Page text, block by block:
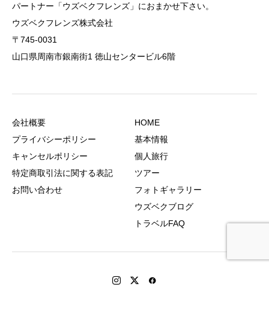
パートナー「ウズベクフレンズ」におまかせ下さい。
ウズベクフレンズ株式会社
〒745-0031
山口県周南市銀南街1 徳山センタービル6階
会社概要
プライバシーポリシー
キャンセルポリシー
特定商取引法に関する表記
お問い合わせ
HOME
基本情報
個人旅行
ツアー
フォトギャラリー
ウズベクブログ
トラベルFAQ